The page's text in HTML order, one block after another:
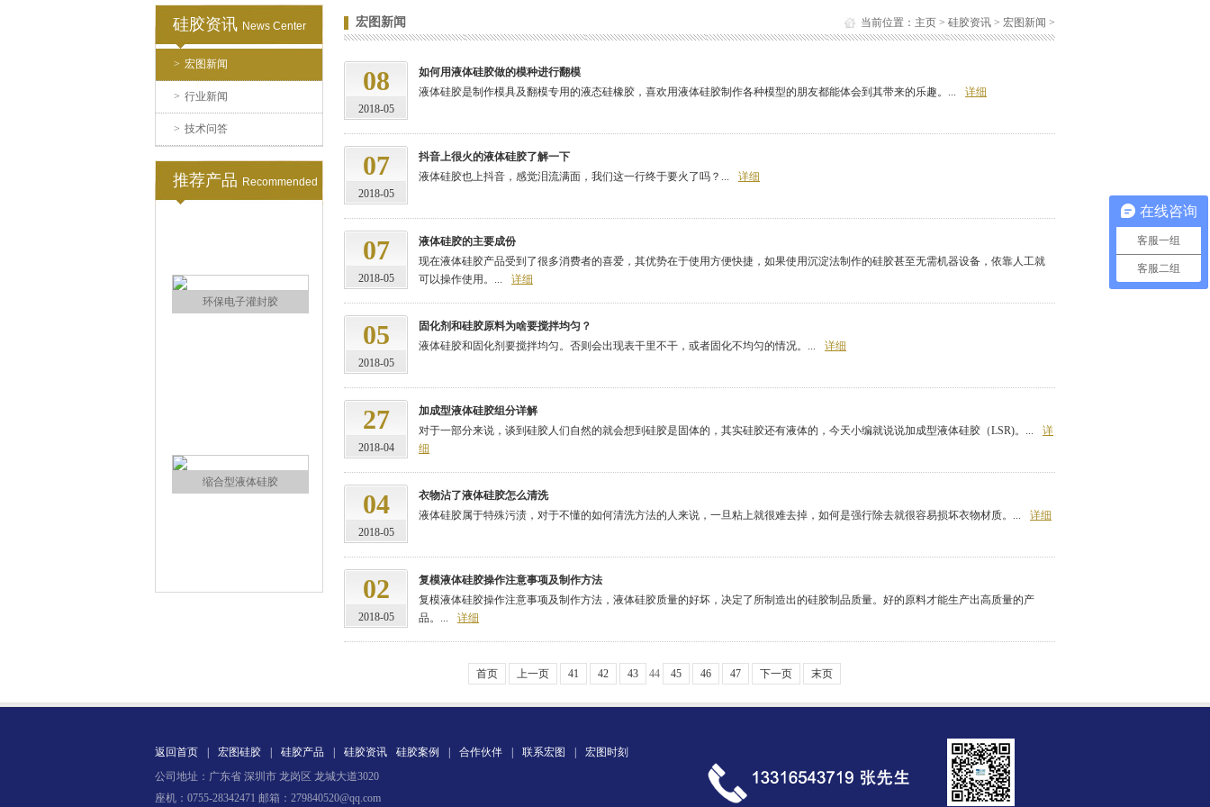
硅胶资讯 News Center
> 宏图新闻
> 行业新闻
> 技术问答
推荐产品 Recommended
果冻胶
加成型液体硅橡胶
当前位置： 主页 > 硅胶资讯 > 宏图新闻 >
宏图新闻
08
2018-05
如何用液体硅胶做的模种进行翻模
液体硅胶是制作模具及翻模专用的液态硅橡胶，喜欢用液体硅胶制作各种模型的朋友都能体会到其带来的乐趣。...
详细
07
2018-05
抖音上很火的液体硅胶了解一下
液体硅胶也上抖音，感觉泪流满面，我们这一行终于要火了吗？...
详细
07
2018-05
液体硅胶的主要成份
现在液体硅胶产品受到了很多消费者的喜爱，其优势在于使用方便快捷，如果使用沉淀法制作的硅胶甚至无需机器设备，依靠人工就
可以操作使用。...
详细
05
2018-05
固化剂和硅胶原料为啥要搅拌均匀？
液体硅胶和固化剂要搅拌均匀。否则会出现表干里不干，或者固化不均匀的情况。...
详细
27
2018-04
加成型液体硅胶组分详解
对于一部分来说，谈到硅胶人们自然的就会想到硅胶是固体的，其实硅胶还有液体的，今天小编就说说加成型液体硅胶（LSR)。...
详
细
04
2018-05
衣物沾了液体硅胶怎么清洗
液体硅胶属于特殊污渍，对于不懂的如何清洗方法的人来说，一旦粘上就很难去掉，如何是强行除去就很容易损坏衣物材质。...
详细
02
2018-05
复模液体硅胶操作注意事项及制作方法
复模液体硅胶操作注意事项及制作方法，液体硅胶质量的好坏，决定了所制造出的硅胶制品质量。好的原料才能生产出高质量的产
品。...
详细
首页 上一页 41 42 43 44 45 46 47 下一页 末页
返回首页 宏图硅胶 硅胶产品 硅胶资讯 硅胶案例 合作伙伴 联系宏图
宏图时刻
公司地址：广东省 深圳市 龙岗区 龙城大道3020
座机：0755-28342471 邮箱：279840520@qq.com
在线咨询
客服一组
客服二组